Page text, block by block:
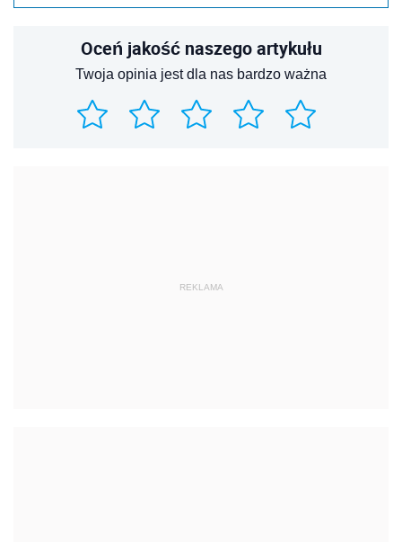
Oceń jakość naszego artykułu
Twoja opinia jest dla nas bardzo ważna
REKLAMA